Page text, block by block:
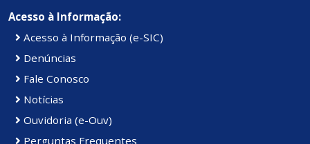
Acesso à Informação:
Acesso à Informação (e-SIC)
Denúncias
Fale Conosco
Notícias
Ouvidoria (e-Ouv)
Perguntas Frequentes